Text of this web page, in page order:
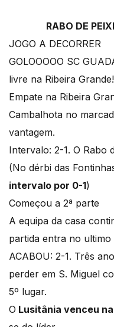
RABO DE
JOGO A DECORRER
GOLOOOOO SC
livre na Ribeira Grande!
Empate na Ribeira
Cambalhota no
vantagem.
Intervalo: 2-1. O Rabo
(No dérbi das
intervalo por 0-1)
Começou a 2ª parte
A equipa da casa
partida entra no
ACABOU: 2-1. Três
perder em S. Miguel
5º lugar.
O Lusitânia venceu